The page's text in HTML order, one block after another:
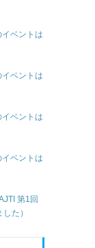
ベントは
ベントは
ベントは
ベントは
第1回
た）